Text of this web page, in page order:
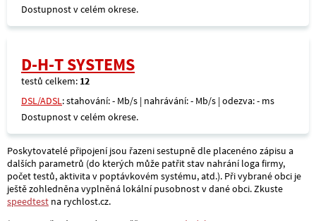
Dostupnost v celém okrese.
D-H-T SYSTEMS
testů celkem: 12
DSL/ADSL: stahování: - Mb/s | nahrávání: - Mb/s | odezva: - ms
Dostupnost v celém okrese.
Poskytovatelé připojení jsou řazeni sestupně dle placenéno zápisu a
dalších parametrů (do kterých může patřit stav nahrání loga firmy,
počet testů, aktivita v poptávkovém systému, atd.). Při vybrané obci je
ještě zohledněna vyplněná lokální pusobnost v dané obci. Zkuste
speedtest na rychlost.cz.